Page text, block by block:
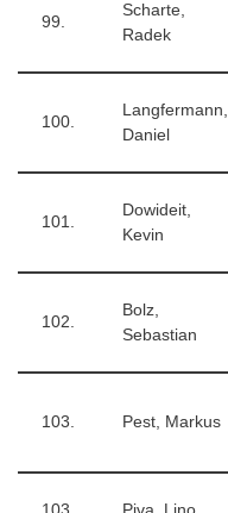
99.
Scharte,
Radek
100.
Langfermann,
Daniel
101.
Dowideit,
Kevin
102.
Bolz,
Sebastian
103. Pest, Markus